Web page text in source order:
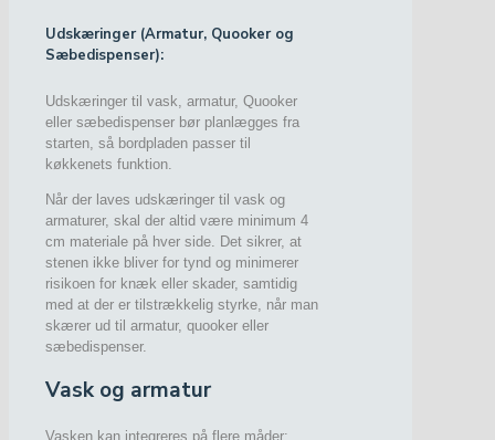
Udskæringer (Armatur, Quooker og
Sæbedispenser):
Udskæringer til vask, armatur, Quooker
eller sæbedispenser bør planlægges fra
starten, så bordpladen passer til
køkkenets funktion.
Når der laves udskæringer til vask og
armaturer, skal der altid være minimum 4
cm materiale på hver side. Det sikrer, at
stenen ikke bliver for tynd og minimerer
risikoen for knæk eller skader, samtidig
med at der er tilstrækkelig styrke, når man
skærer ud til armatur, quooker eller
sæbedispenser.
Vask og armatur
Vasken kan integreres på flere måder: